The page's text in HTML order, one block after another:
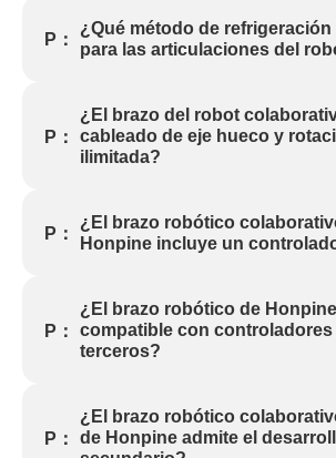
P：
¿Qué método de refrigeración
para las articulaciones del
P：
¿El brazo del robot
cableado de eje hueco y
ilimitada?
P：
¿El brazo robótico
Honpine incluye un
P：
¿El brazo robótico de
compatible con controladores
terceros?
P：
¿El brazo robótico
de Honpine admite el